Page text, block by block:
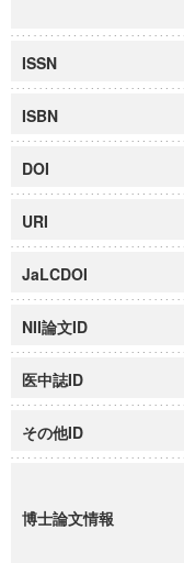
ISSN
ISBN
DOI
URI
JaLCDOI
NII論文ID
医中誌ID
その他ID
博士論文情報